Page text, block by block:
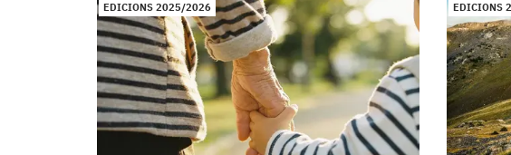
EDICIONS 2025/2026 EDICIONS